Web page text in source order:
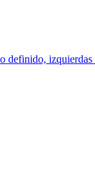
definido,